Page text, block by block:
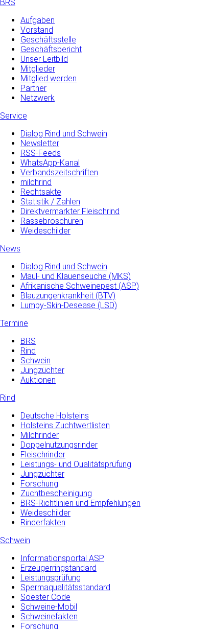
BRS
Aufgaben
Vorstand
Geschäftsstelle
Geschäftsbericht
Unser Leitbild
Mitglieder
Mitglied werden
Partner
Netzwerk
Service
Dialog Rind und Schwein
Newsletter
RSS-Feeds
WhatsApp-Kanal
Verbandszeitschriften
milchrind
Rechtsakte
Statistik / Zahlen
Direktvermarkter Fleischrind
Rassebroschüren
Weideschilder
News
Dialog Rind und Schwein
Maul- und­ Klauenseuche­ (MKS)
Afrikanische Schweinepest (ASP)
Blauzungenkrankheit (BTV)
Lumpy-Skin-Desease (LSD)
Termine
BRS
Rind
Schwein
Jungzüchter
Auktionen
Rind
Deutsche Holsteins
Holsteins Zuchtwertlisten
Milchrinder
Doppelnutzungsrinder
Fleischrinder
Leistungs- und Qualitätsprüfung
Jungzüchter
Forschung
Zuchtbescheinigung
BRS-Richtlinien und Empfehlungen
Weideschilder
Rinderfakten
Schwein
Informationsportal ASP
Erzeugerringstandard
Leistungsprüfung
Spermaqualitätsstandard
Soester Code
Schweine-Mobil
Schweinefakten
Forschung